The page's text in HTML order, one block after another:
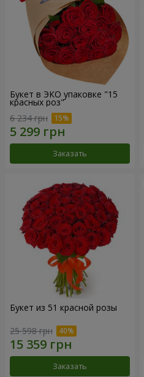
Букет в ЭКО упаковке "15
красных роз"
6 234 грн
Заказать
Букет из 51 красной розы
25 598 грн
Заказать